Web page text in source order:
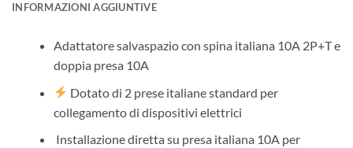
INFORMAZIONI AGGIUNTIVE
Adattatore salvaspazio con spina italiana 10A 2P+T e
doppia presa 10A
Dotato di 2 prese italiane standard per
collegamento di dispositivi elettrici
️ Installazione diretta su presa italiana 10A per